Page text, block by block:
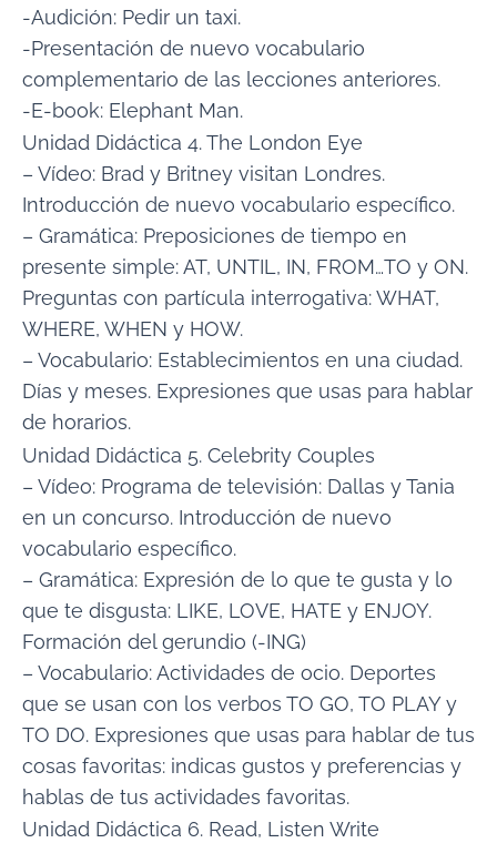
-Audición: Pedir un taxi.
-Presentación de nuevo vocabulario
complementario de las lecciones anteriores.
-E-book: Elephant Man.
Unidad Didáctica 4. The London Eye
– Vídeo: Brad y Britney visitan Londres.
Introducción de nuevo vocabulario específico.
– Gramática: Preposiciones de tiempo en
presente simple: AT, UNTIL, IN, FROM…TO y ON.
Preguntas con partícula interrogativa: WHAT,
WHERE, WHEN y HOW.
– Vocabulario: Establecimientos en una ciudad.
Días y meses. Expresiones que usas para hablar
de horarios.
Unidad Didáctica 5. Celebrity Couples
– Vídeo: Programa de televisión: Dallas y Tania
en un concurso. Introducción de nuevo
vocabulario específico.
– Gramática: Expresión de lo que te gusta y lo
que te disgusta: LIKE, LOVE, HATE y ENJOY.
Formación del gerundio (-ING)
– Vocabulario: Actividades de ocio. Deportes
que se usan con los verbos TO GO, TO PLAY y
TO DO. Expresiones que usas para hablar de tus
cosas favoritas: indicas gustos y preferencias y
hablas de tus actividades favoritas.
Unidad Didáctica 6. Read, Listen Write